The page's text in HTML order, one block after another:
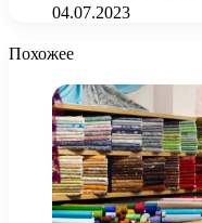
04.07.2023
Похожее